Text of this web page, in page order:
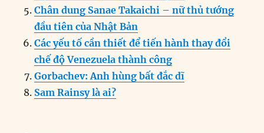
Chân dung Sanae Takaichi – nữ thủ tướng
đầu tiên của Nhật Bản
Các yếu tố cần thiết để tiến hành thay đổi
chế độ Venezuela thành công
Gorbachev: Anh hùng bất đắc dĩ
Sam Rainsy là ai?